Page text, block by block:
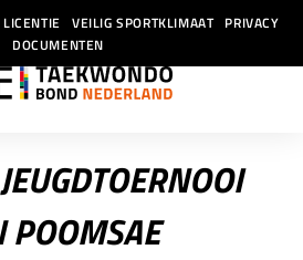
VEILIG SPORTKLIMAAT PRIVACY
DOCUMENTEN
POOMSAE